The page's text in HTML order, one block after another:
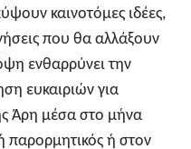
καινοτόμες ιδέες,
που θα αλλάξουν
ενθαρρύνει την
ευκαιριών για
Άρη μέσα στο μήνα
παρορμητικός ή στον